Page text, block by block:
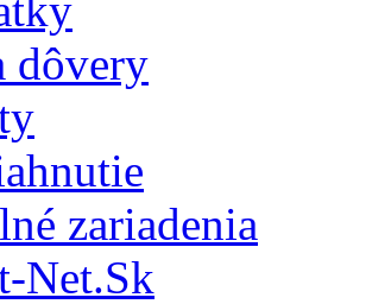
dôvery
zariadenia
Net.Sk